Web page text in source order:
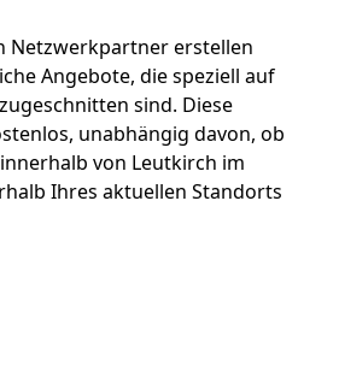
Netzwerkpartner erstellen
Angebote, die speziell auf
sind. Diese
unabhängig davon, ob
von Leutkirch im
Ihres aktuellen Standorts